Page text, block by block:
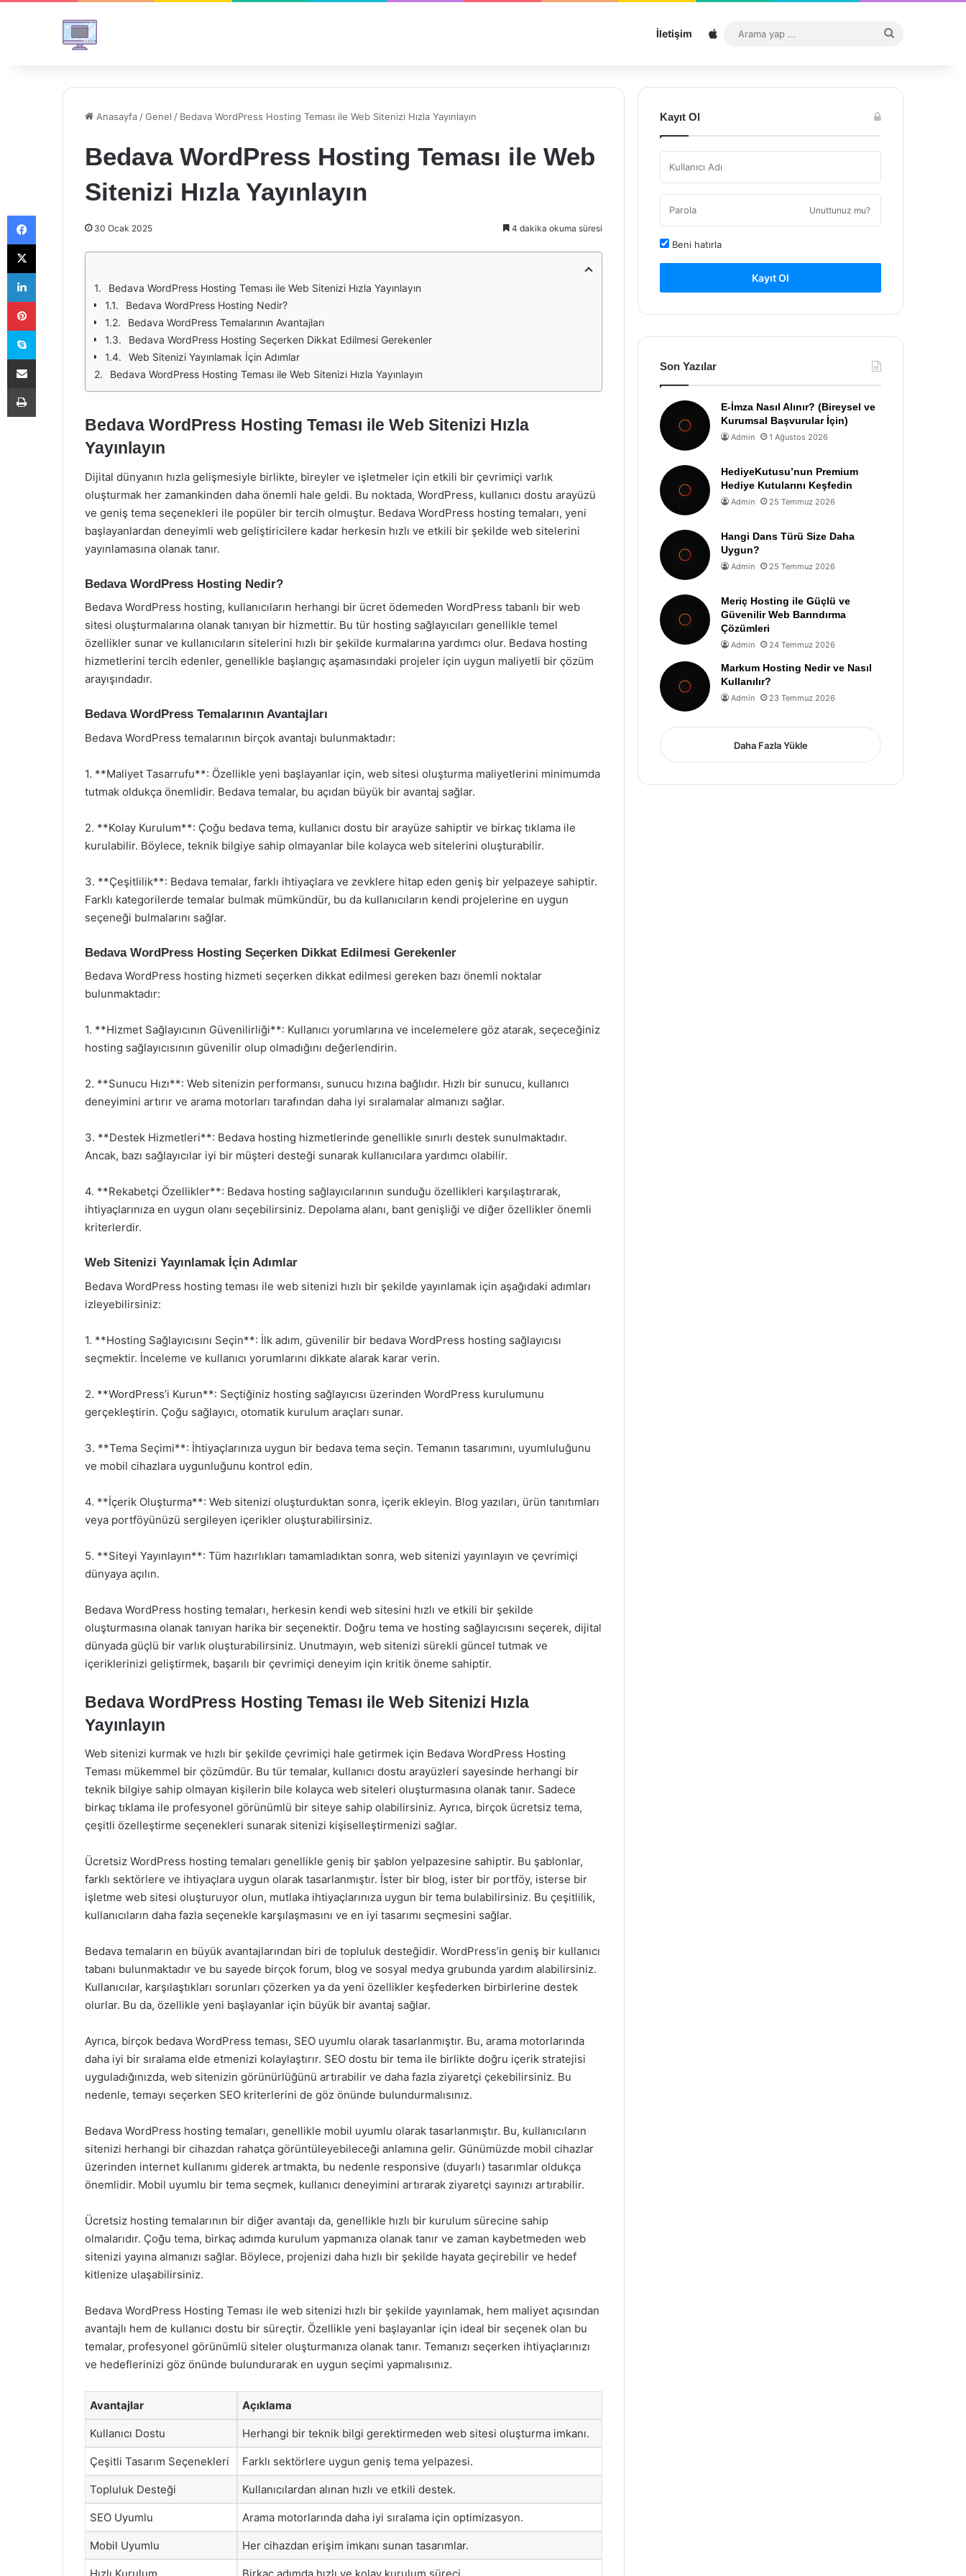
İletişim Sitemap
...
Anasayfa /Genel / Bedava WordPress Hosting Teması ile Web Sitenizi Hızla Yayınlayın
Bedava WordPress Hosting Teması ile Web
Sitenizi Hızla Yayınlayın
30 Ocak 2025 4 dakika okuma süresi
Bedava WordPress Hosting Teması ile Web Sitenizi Hızla Yayınlayın
Bedava WordPress Hosting Nedir?
Bedava WordPress Temalarının Avantajları
Bedava WordPress Hosting Seçerken Dikkat Edilmesi Gerekenler
Web Sitenizi Yayınlamak İçin Adımlar
Bedava WordPress Hosting Teması ile Web Sitenizi Hızla Yayınlayın
Bedava WordPress Hosting Teması ile Web Sitenizi Hızla
Yayınlayın
Dijital dünyanın hızla gelişmesiyle birlikte, bireyler ve işletmeler için etkili bir çevrimiçi varlık
oluşturmak her zamankinden daha önemli hale geldi. Bu noktada, WordPress, kullanıcı dostu arayüzü
ve geniş tema seçenekleri ile popüler bir tercih olmuştur. Bedava WordPress hosting temaları, yeni
başlayanlardan deneyimli web geliştiricilere kadar herkesin hızlı ve etkili bir şekilde web sitelerini
yayınlamasına olanak tanır.
Bedava WordPress Hosting Nedir?
Bedava WordPress hosting, kullanıcıların herhangi bir ücret ödemeden WordPress tabanlı bir web
sitesi oluşturmalarına olanak tanıyan bir hizmettir. Bu tür hosting sağlayıcıları genellikle temel
özellikler sunar ve kullanıcıların sitelerini hızlı bir şekilde kurmalarına yardımcı olur. Bedava hosting
hizmetlerini tercih edenler, genellikle başlangıç aşamasındaki projeler için uygun maliyetli bir çözüm
arayışındadır.
Bedava WordPress Temalarının Avantajları
Bedava WordPress temalarının birçok avantajı bulunmaktadır:
1. **Maliyet Tasarrufu**: Özellikle yeni başlayanlar için, web sitesi oluşturma maliyetlerini minimumda
tutmak oldukça önemlidir. Bedava temalar, bu açıdan büyük bir avantaj sağlar.
2. **Kolay Kurulum**: Çoğu bedava tema, kullanıcı dostu bir arayüze sahiptir ve birkaç tıklama ile
kurulabilir. Böylece, teknik bilgiye sahip olmayanlar bile kolayca web sitelerini oluşturabilir.
3. **Çeşitlilik**: Bedava temalar, farklı ihtiyaçlara ve zevklere hitap eden geniş bir yelpazeye sahiptir.
Farklı kategorilerde temalar bulmak mümkündür, bu da kullanıcıların kendi projelerine en uygun
seçeneği bulmalarını sağlar.
Bedava WordPress Hosting Seçerken Dikkat Edilmesi Gerekenler
Bedava WordPress hosting hizmeti seçerken dikkat edilmesi gereken bazı önemli noktalar
bulunmaktadır:
1. **Hizmet Sağlayıcının Güvenilirliği**: Kullanıcı yorumlarına ve incelemelere göz atarak, seçeceğiniz
hosting sağlayıcısının güvenilir olup olmadığını değerlendirin.
2. **Sunucu Hızı**: Web sitenizin performansı, sunucu hızına bağlıdır. Hızlı bir sunucu, kullanıcı
deneyimini artırır ve arama motorları tarafından daha iyi sıralamalar almanızı sağlar.
3. **Destek Hizmetleri**: Bedava hosting hizmetlerinde genellikle sınırlı destek sunulmaktadır.
Ancak, bazı sağlayıcılar iyi bir müşteri desteği sunarak kullanıcılara yardımcı olabilir.
4. **Rekabetçi Özellikler**: Bedava hosting sağlayıcılarının sunduğu özellikleri karşılaştırarak,
ihtiyaçlarınıza en uygun olanı seçebilirsiniz. Depolama alanı, bant genişliği ve diğer özellikler önemli
kriterlerdir.
Web Sitenizi Yayınlamak İçin Adımlar
Bedava WordPress hosting teması ile web sitenizi hızlı bir şekilde yayınlamak için aşağıdaki adımları
izleyebilirsiniz:
1. **Hosting Sağlayıcısını Seçin**: İlk adım, güvenilir bir bedava WordPress hosting sağlayıcısı
seçmektir. İnceleme ve kullanıcı yorumlarını dikkate alarak karar verin.
2. **WordPress’i Kurun**: Seçtiğiniz hosting sağlayıcısı üzerinden WordPress kurulumunu
gerçekleştirin. Çoğu sağlayıcı, otomatik kurulum araçları sunar.
3. **Tema Seçimi**: İhtiyaçlarınıza uygun bir bedava tema seçin. Temanın tasarımını, uyumluluğunu
ve mobil cihazlara uygunluğunu kontrol edin.
4. **İçerik Oluşturma**: Web sitenizi oluşturduktan sonra, içerik ekleyin. Blog yazıları, ürün tanıtımları
veya portföyünüzü sergileyen içerikler oluşturabilirsiniz.
5. **Siteyi Yayınlayın**: Tüm hazırlıkları tamamladıktan sonra, web sitenizi yayınlayın ve çevrimiçi
dünyaya açılın.
Bedava WordPress hosting temaları, herkesin kendi web sitesini hızlı ve etkili bir şekilde
oluşturmasına olanak tanıyan harika bir seçenektir. Doğru tema ve hosting sağlayıcısını seçerek, dijital
dünyada güçlü bir varlık oluşturabilirsiniz. Unutmayın, web sitenizi sürekli güncel tutmak ve
içeriklerinizi geliştirmek, başarılı bir çevrimiçi deneyim için kritik öneme sahiptir.
Bedava WordPress Hosting Teması ile Web Sitenizi Hızla
Yayınlayın
Web sitenizi kurmak ve hızlı bir şekilde çevrimiçi hale getirmek için Bedava WordPress Hosting
Teması mükemmel bir çözümdür. Bu tür temalar, kullanıcı dostu arayüzleri sayesinde herhangi bir
teknik bilgiye sahip olmayan kişilerin bile kolayca web siteleri oluşturmasına olanak tanır. Sadece
birkaç tıklama ile profesyonel görünümlü bir siteye sahip olabilirsiniz. Ayrıca, birçok ücretsiz tema,
çeşitli özelleştirme seçenekleri sunarak sitenizi kişiselleştirmenizi sağlar.
Ücretsiz WordPress hosting temaları genellikle geniş bir şablon yelpazesine sahiptir. Bu şablonlar,
farklı sektörlere ve ihtiyaçlara uygun olarak tasarlanmıştır. İster bir blog, ister bir portföy, isterse bir
işletme web sitesi oluşturuyor olun, mutlaka ihtiyaçlarınıza uygun bir tema bulabilirsiniz. Bu çeşitlilik,
kullanıcıların daha fazla seçenekle karşılaşmasını ve en iyi tasarımı seçmesini sağlar.
Bedava temaların en büyük avantajlarından biri de topluluk desteğidir. WordPress’in geniş bir kullanıcı
tabanı bulunmaktadır ve bu sayede birçok forum, blog ve sosyal medya grubunda yardım alabilirsiniz.
Kullanıcılar, karşılaştıkları sorunları çözerken ya da yeni özellikler keşfederken birbirlerine destek
olurlar. Bu da, özellikle yeni başlayanlar için büyük bir avantaj sağlar.
Ayrıca, birçok bedava WordPress teması, SEO uyumlu olarak tasarlanmıştır. Bu, arama motorlarında
daha iyi bir sıralama elde etmenizi kolaylaştırır. SEO dostu bir tema ile birlikte doğru içerik stratejisi
uyguladığınızda, web sitenizin görünürlüğünü artırabilir ve daha fazla ziyaretçi çekebilirsiniz. Bu
nedenle, temayı seçerken SEO kriterlerini de göz önünde bulundurmalısınız.
Bedava WordPress hosting temaları, genellikle mobil uyumlu olarak tasarlanmıştır. Bu, kullanıcıların
sitenizi herhangi bir cihazdan rahatça görüntüleyebileceği anlamına gelir. Günümüzde mobil cihazlar
üzerinden internet kullanımı giderek artmakta, bu nedenle responsive (duyarlı) tasarımlar oldukça
önemlidir. Mobil uyumlu bir tema seçmek, kullanıcı deneyimini artırarak ziyaretçi sayınızı artırabilir.
Ücretsiz hosting temalarının bir diğer avantajı da, genellikle hızlı bir kurulum sürecine sahip
olmalarıdır. Çoğu tema, birkaç adımda kurulum yapmanıza olanak tanır ve zaman kaybetmeden web
sitenizi yayına almanızı sağlar. Böylece, projenizi daha hızlı bir şekilde hayata geçirebilir ve hedef
kitlenize ulaşabilirsiniz.
Bedava WordPress Hosting Teması ile web sitenizi hızlı bir şekilde yayınlamak, hem maliyet açısından
avantajlı hem de kullanıcı dostu bir süreçtir. Özellikle yeni başlayanlar için ideal bir seçenek olan bu
temalar, profesyonel görünümlü siteler oluşturmanıza olanak tanır. Temanızı seçerken ihtiyaçlarınızı
ve hedeflerinizi göz önünde bulundurarak en uygun seçimi yapmalısınız.
Avantajlar Açıklama
Kullanıcı Dostu Herhangi bir teknik bilgi gerektirmeden web sitesi oluşturma imkanı.
Çeşitli Tasarım Seçenekleri Farklı sektörlere uygun geniş tema yelpazesi.
Topluluk Desteği Kullanıcılardan alınan hızlı ve etkili destek.
SEO Uyumlu Arama motorlarında daha iyi sıralama için optimizasyon.
Mobil Uyumlu Her cihazdan erişim imkanı sunan tasarımlar.
Kayıt Ol
Unuttunuz mu?
Beni hatırla
Kayıt Ol
Son Yazılar
E-İmza Nasıl Alınır? (Bireysel ve
Kurumsal Başvurular İçin)
Admin 1 Ağustos 2026
HediyeKutusu’nun Premium
Hediye Kutularını Keşfedin
Admin 25 Temmuz 2026
Hangi Dans Türü Size Daha
Uygun?
Admin 25 Temmuz 2026
Meriç Hosting ile Güçlü ve
Güvenilir Web Barındırma
Çözümleri
Admin 24 Temmuz 2026
Markum Hosting Nedir ve Nasıl
Kullanılır?
Admin 23 Temmuz 2026
Daha Fazla Yükle
Facebook
X
LinkedIn
Pinterest
Skype
E-Posta ile paylaş